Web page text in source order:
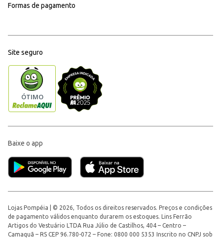
Formas de pagamento
Site seguro
Baixe o app
Lojas Pompéia | © 2026, Todos os direitos reservados. Preços e condições
de pagamento válidos enquanto durarem os estoques. Lins Ferrão
Artigos do Vestuário LTDA Rua Júlio de Castilhos, 404 – Centro –
Camaquã – RS CEP 96.780-072 – Fone: 0800 000 5353 Inscrito no CNPJ sob